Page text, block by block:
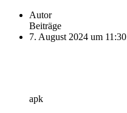
Autor
Beiträge
7. August 2024 um 11:30
apk